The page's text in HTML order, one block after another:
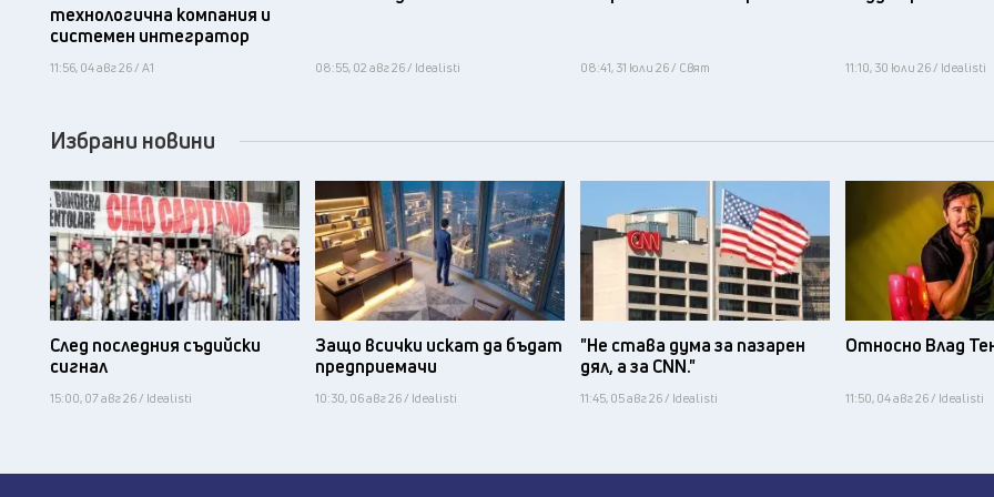
технологична компания и
системен интегратор
11:56, 04 авг 26 / А1 08:55, 02 авг 26 / Idealisti 08:41, 31 юли 26 / Свят 11:10, 30 юли 26 / Idealisti
Избрани новини
След последния съдийски
сигнал
15:00, 07 авг 26 / Idealisti
Защо всички искат да бъдат
предприемачи
10:30, 06 авг 26 / Idealisti
"Не става дума за пазарен
дял, а за CNN."
11:45, 05 авг 26 / Idealisti
Относно Влад
11:50, 04 авг 26 / Idealisti